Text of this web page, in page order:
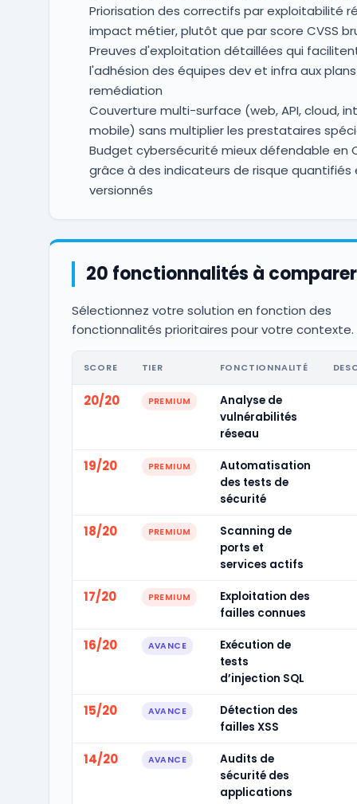
Priorisation des correctifs par exploitabilité
impact métier, plutôt que par score CVSS
Preuves d'exploitation détaillées qui
l'adhésion des équipes dev et infra aux
remédiation
Couverture multi-surface (web, API, cloud,
mobile) sans multiplier les prestataires
Budget cybersécurité mieux défendable en
grâce à des indicateurs de risque quantifiés
versionnés
20 fonctionnalités à comparer
Sélectionnez votre solution en fonction des
fonctionnalités prioritaires pour votre contexte.
SCORE TIER FONCTIONNALITÉ
20/20 PREMIUM
Analyse de
vulnérabilités
réseau
19/20 PREMIUM
Automatisation
des tests de
sécurité
18/20 PREMIUM
Scanning de
ports et
services actifs
17/20 PREMIUM
Exploitation des
failles connues
16/20 AVANCE
Exécution de
tests
d’injection SQL
15/20 AVANCE
Détection des
failles XSS
14/20 AVANCE
Audits de
sécurité des
applications